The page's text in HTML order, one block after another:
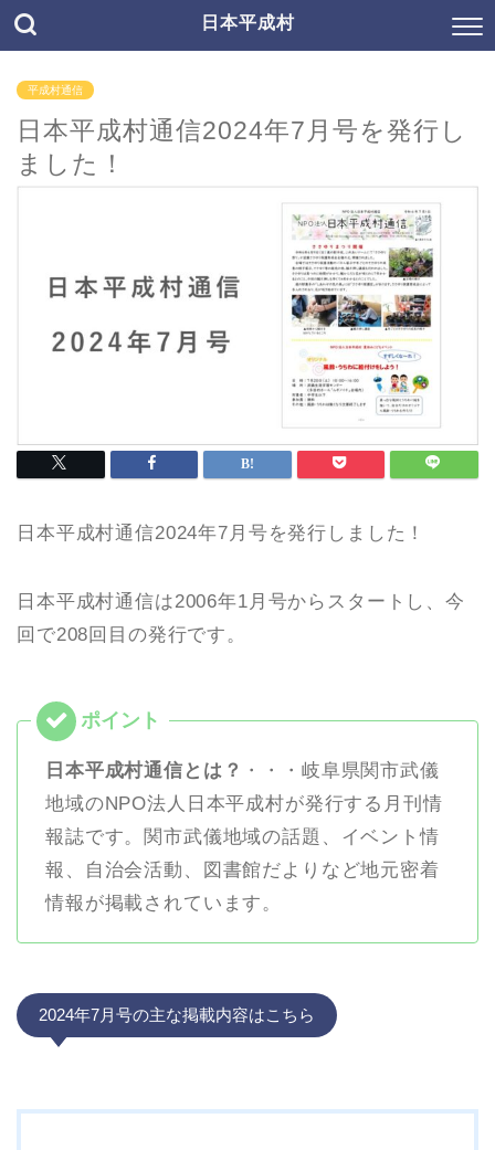
日本平成村
平成村通信
日本平成村通信2024年7月号を発行し
ました！
日本平成村通信2024年7月号を発行しました！
日本平成村通信は2006年1月号からスタートし、今
回で208回目の発行です。
日本平成村通信とは？ ・・・岐阜県関市武儀
地域のNPO法人日本平成村が発行する月刊情
報誌です。関市武儀地域の話題、イベント情
報、自治会活動、図書館だよりなど地元密着
情報が掲載されています。
2024年7月号の主な掲載内容はこちら